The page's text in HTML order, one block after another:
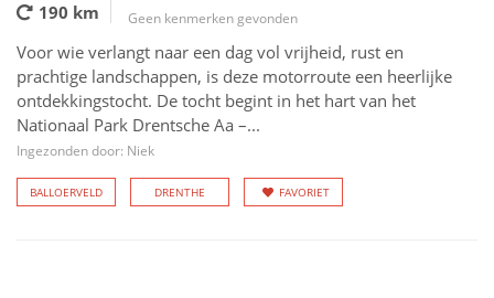
190 km Geen kenmerken gevonden
Voor wie verlangt naar een dag vol vrijheid, rust en
prachtige landschappen, is deze motorroute een heerlijke
ontdekkingstocht. De tocht begint in het hart van het
Nationaal Park Drentsche Aa –...
Ingezonden door: Niek
BALLOERVELD DRENTHE FAVORIET